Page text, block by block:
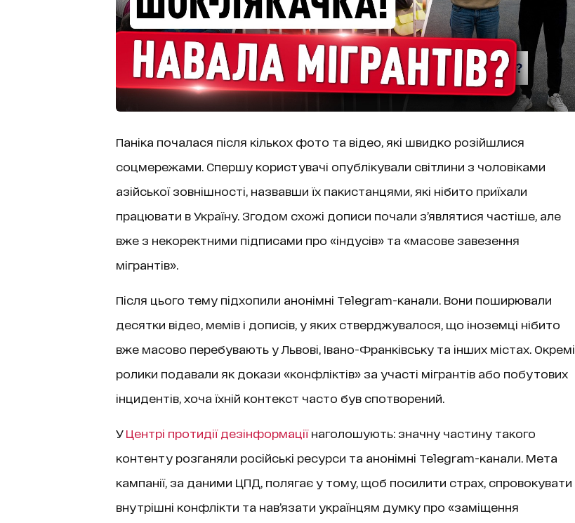
Паніка почалася після кількох фото та відео, які швидко розійшлися
соцмережами. Спершу користувачі опублікували світлини з чоловіками
азійської зовнішності, назвавши їх пакистанцями, які нібито приїхали
працювати в Україну. Згодом схожі дописи почали з’являтися частіше, але
вже з некоректними підписами про «індусів» та «масове завезення
мігрантів».
Після цього тему підхопили анонімні Telegram-канали. Вони поширювали
десятки відео, мемів і дописів, у яких стверджувалося, що іноземці нібито
вже масово перебувають у Львові, Івано-Франківську та інших містах. Окремі
ролики подавали як докази «конфліктів» за участі мігрантів або побутових
інцидентів, хоча їхній контекст часто був спотворений.
У Центрі протидії дезінформаціїнаголошують: значну частину такого
контенту розганяли російські ресурси та анонімні Telegram-канали. Мета
кампанії, за даними ЦПД, полягає у тому, щоб посилити страх, спровокувати
внутрішні конфлікти та нав’язати українцям думку про «заміщення